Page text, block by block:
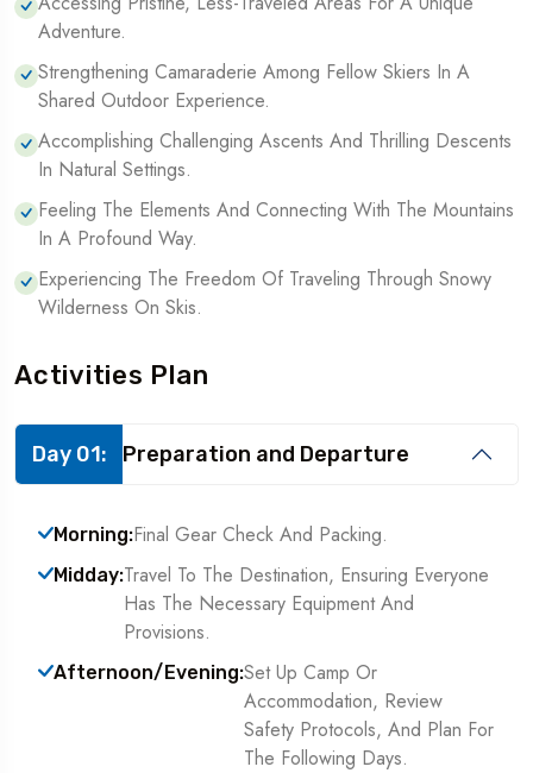
Adventure.
Strengthening Camaraderie Among Fellow Skiers In A
Shared Outdoor Experience.
Accomplishing Challenging Ascents And Thrilling Descents
In Natural Settings.
Feeling The Elements And Connecting With The Mountains
In A Profound Way.
Experiencing The Freedom Of Traveling Through Snowy
Wilderness On Skis.
Activities Plan
Day 01: Preparation and Departure
Morning:Final Gear Check And Packing.
Midday:Travel To The Destination, Ensuring Everyone
Has The Necessary Equipment And
Provisions.
Afternoon/Evening:Set Up Camp Or
Accommodation, Review
Safety Protocols, And Plan For
The Following Days.